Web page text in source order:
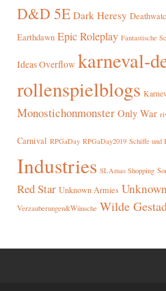
D&D 5E Dark Heresy
Earthdawn Epic Roleplay Fantastische
Ideas Overflow karneval-
rollenspielblogs
Monostichonmonster Only War
Carnival RPGaDay RPGaDay2019 Schiffe und
Industries SLAmas Shopping
Red Star Unknown Armies
Verzauberungen&Wünsche Wilde